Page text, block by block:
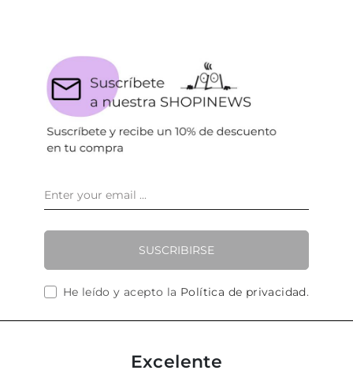
SUSCRIBIRSE
He leído y acepto la Política de privacidad.
Excelente